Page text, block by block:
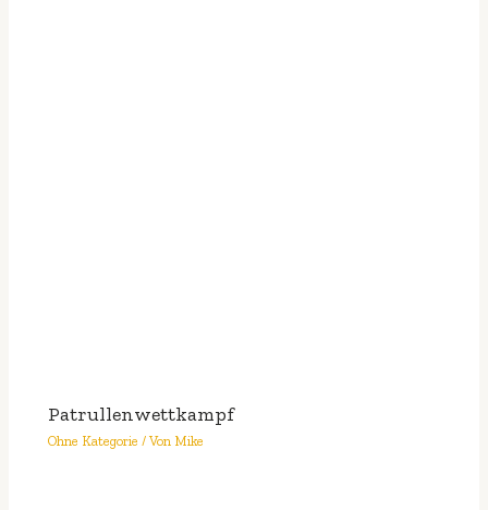
Patrullenwettkampf
Ohne Kategorie / Von Mike